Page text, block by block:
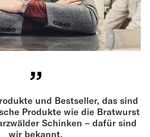
und Bestseller, das sind
Produkte wie die Bratwurst
Schinken – dafür sind
wir bekannt.